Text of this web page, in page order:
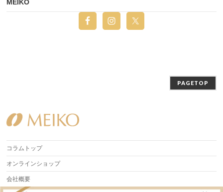
MEIKO
PAGETOP
コラムトップ
オンラインショップ
会社概要